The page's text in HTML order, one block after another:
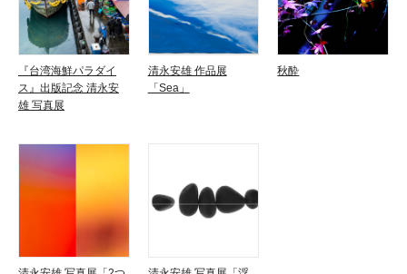
『台湾海鮮パラダイ
ス』出版記念 清永安
雄 写真展
清永安雄 作品展
「Sea」
秋酔